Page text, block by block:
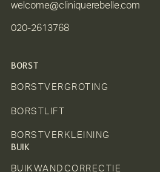
welcome@cliniquerebelle.com
020-2613768
BORST
BORSTVERGROTING
BORSTLIFT
BORSTVERKLEINING
BUIK
BUIKWANDCORRECTIE